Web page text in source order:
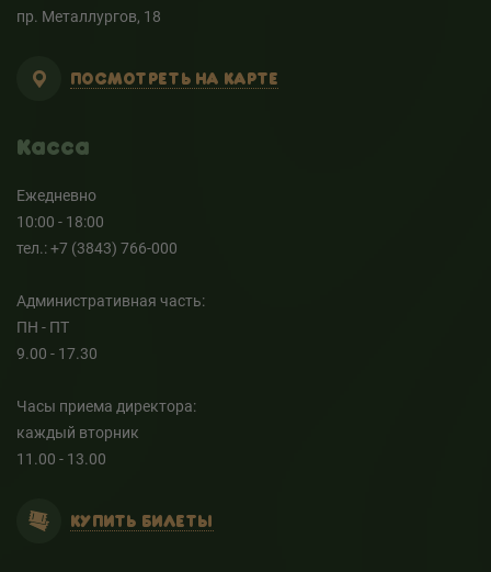
пр. Металлургов, 18
ПОСМОТРЕТЬ НА КАРТЕ
Касса
Ежедневно
10:00 - 18:00
тел.: +7 (3843) 766-000
Административная часть:
ПН - ПТ
9.00 - 17.30
Часы приема директора:
каждый вторник
11.00 - 13.00
КУПИТЬ БИЛЕТЫ